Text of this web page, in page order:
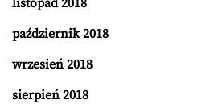
październik 2018
wrzesień 2018
sierpień 2018